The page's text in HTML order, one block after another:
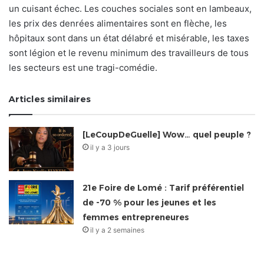
un cuisant échec. Les couches sociales sont en lambeaux,
les prix des denrées alimentaires sont en flèche, les
hôpitaux sont dans un état délabré et misérable, les taxes
sont légion et le revenu minimum des travailleurs de tous
les secteurs est une tragi-comédie.
Articles similaires
[LeCoupDeGuelle] Wow… quel peuple ?
il y a 3 jours
21e Foire de Lomé : Tarif préférentiel
de -70 % pour les jeunes et les
femmes entrepreneures
il y a 2 semaines